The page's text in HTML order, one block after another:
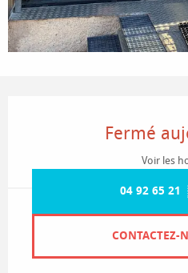
Fermé
Voir les
04 92 65 21
CONTACTEZ-